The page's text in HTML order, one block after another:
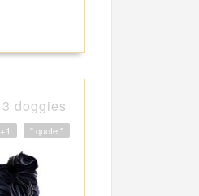
3 doggies
" quote "
+1